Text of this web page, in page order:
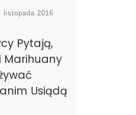
listopada 2016
Pytają,
Marihuany
Usiądą